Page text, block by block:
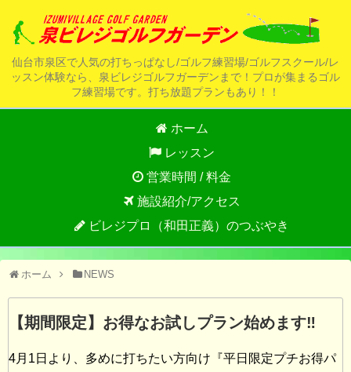
仙台市泉区で人気の打ちっぱなし/ゴルフ練習場/ゴルフスクール/レ
ッスン体験なら、泉ビレジゴルフガーデンまで！プロが集まるゴル
フ練習場です。打ち放題プランもあり！！
ホーム
レッスン
営業時間 / 料金
施設紹介/アクセス
ビレジプロ（和田正義）のつぶやき
ホーム NEWS
【期間限定】お得なお試しプラン始めます‼️
4月1日より、多めに打ちたい方向け『平日限定プチお得パ